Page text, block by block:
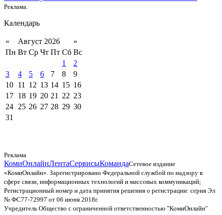
Реклама.
Календарь
« Август 2026
»
Пн Вт Ср Чт Пт Сб Вс
1
2
3
4 5 6 7 8
9
10 11 12 13 14 15 16
17 18 19 20 21 22 23
24 25 26 27 28 29 30
31
Реклама
КомиОнлайнЛентаСервисыКомандаСетевое издание
«КомиОнлайн». Зарегистрировано Федеральной службой по надзору в
сфере связи, информационных технологий и массовых коммуникаций;
Регистрационный номер и дата принятия решения о регистрации: серия Эл
№ ФС77-72997 от 06 июня 2018г.
Учредитель Общество с ограниченной ответственностью "КомиОнлайн"